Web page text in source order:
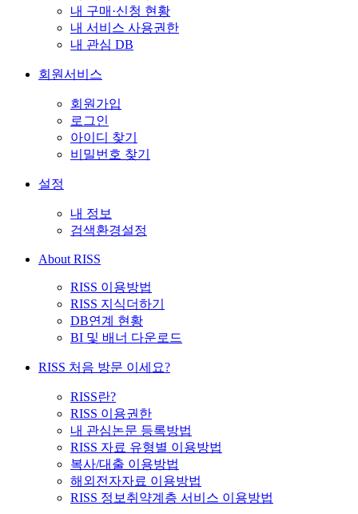
내 구매·신청 현황
내 서비스 사용권한
내 관심 DB
회원서비스
회원가입
로그인
아이디 찾기
비밀번호 찾기
설정
내 정보
검색환경설정
About RISS
RISS 이용방법
RISS 지식더하기
DB연계 현황
BI 및 배너 다운로드
RISS 처음 방문 이세요?
RISS란?
RISS 이용권한
내 관심논문 등록방법
RISS 자료 유형별 이용방법
복사/대출 이용방법
해외전자자료 이용방법
RISS 정보취약계층 서비스 이용방법